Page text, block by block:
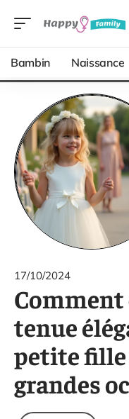
Bambin Naissance
17/10/2024
tenue
petite fille
grandes